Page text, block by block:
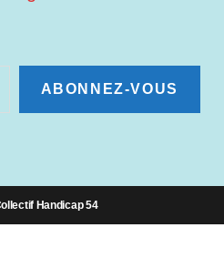
ABONNEZ-VOUS
Handicap 54